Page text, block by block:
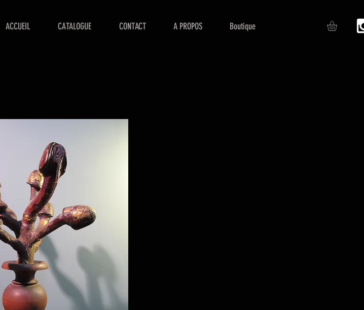
ACCUEIL CATALOGUE CONTACT A PROPOS Boutique